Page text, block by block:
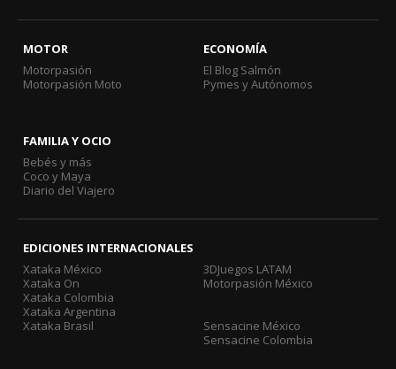
MOTOR
Motorpasión
Motorpasión Moto
ECONOMÍA
El Blog Salmón
Pymes y Autónomos
FAMILIA Y OCIO
Bebés y más
Coco y Maya
Diario del Viajero
EDICIONES INTERNACIONALES
Xataka México
Xataka On
Xataka Colombia
Xataka Argentina
Xataka Brasil
3DJuegos LATAM
Motorpasión México
Sensacine México
Sensacine Colombia